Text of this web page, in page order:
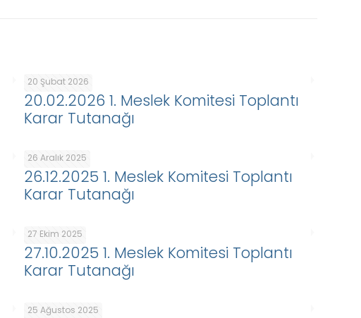
20 Şubat 2026
20.02.2026 1. Meslek Komitesi Toplantı
Karar Tutanağı
26 Aralık 2025
26.12.2025 1. Meslek Komitesi Toplantı
Karar Tutanağı
27 Ekim 2025
27.10.2025 1. Meslek Komitesi Toplantı
Karar Tutanağı
25 Ağustos 2025